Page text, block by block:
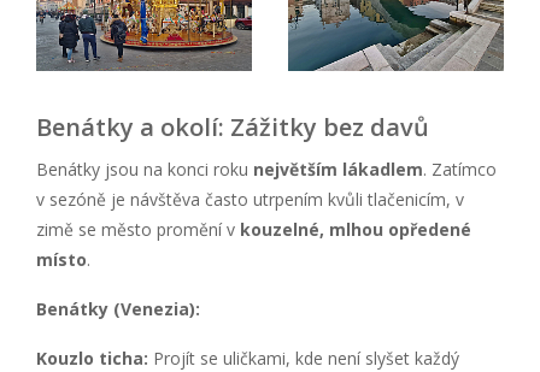
Benátky a okolí: Zážitky bez davů
Benátky jsou na konci roku největším lákadlem. Zatímco
v sezóně je návštěva často utrpením kvůli tlačenicím, v
zimě se město promění v kouzelné, mlhou opředené
místo.
Benátky (Venezia):
Kouzlo ticha: Projít se uličkami, kde není slyšet každý